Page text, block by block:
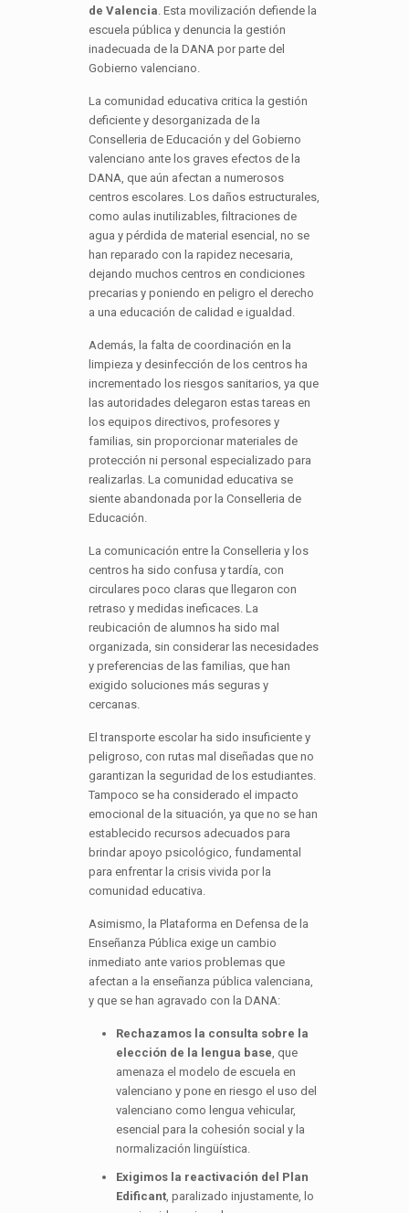
de Valencia. Esta movilización defiende la
escuela pública y denuncia la gestión
inadecuada de la DANA por parte del
Gobierno valenciano.
La comunidad educativa critica la gestión
deficiente y desorganizada de la
Conselleria de Educación y del Gobierno
valenciano ante los graves efectos de la
DANA, que aún afectan a numerosos
centros escolares. Los daños estructurales,
como aulas inutilizables, filtraciones de
agua y pérdida de material esencial, no se
han reparado con la rapidez necesaria,
dejando muchos centros en condiciones
precarias y poniendo en peligro el derecho
a una educación de calidad e igualdad.
Además, la falta de coordinación en la
limpieza y desinfección de los centros ha
incrementado los riesgos sanitarios, ya que
las autoridades delegaron estas tareas en
los equipos directivos, profesores y
familias, sin proporcionar materiales de
protección ni personal especializado para
realizarlas. La comunidad educativa se
siente abandonada por la Conselleria de
Educación.
La comunicación entre la Conselleria y los
centros ha sido confusa y tardía, con
circulares poco claras que llegaron con
retraso y medidas ineficaces. La
reubicación de alumnos ha sido mal
organizada, sin considerar las necesidades
y preferencias de las familias, que han
exigido soluciones más seguras y
cercanas.
El transporte escolar ha sido insuficiente y
peligroso, con rutas mal diseñadas que no
garantizan la seguridad de los estudiantes.
Tampoco se ha considerado el impacto
emocional de la situación, ya que no se han
establecido recursos adecuados para
brindar apoyo psicológico, fundamental
para enfrentar la crisis vivida por la
comunidad educativa.
Asimismo, la Plataforma en Defensa de la
Enseñanza Pública exige un cambio
inmediato ante varios problemas que
afectan a la enseñanza pública valenciana,
y que se han agravado con la DANA:
Rechazamos la consulta sobre la
elección de la lengua base, que
amenaza el modelo de escuela en
valenciano y pone en riesgo el uso del
valenciano como lengua vehicular,
esencial para la cohesión social y la
normalización lingüística.
Exigimos la reactivación del Plan
Edificant, paralizado injustamente, lo